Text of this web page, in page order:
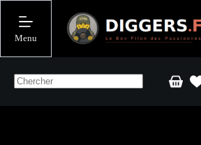
contenu
Menu
Panier